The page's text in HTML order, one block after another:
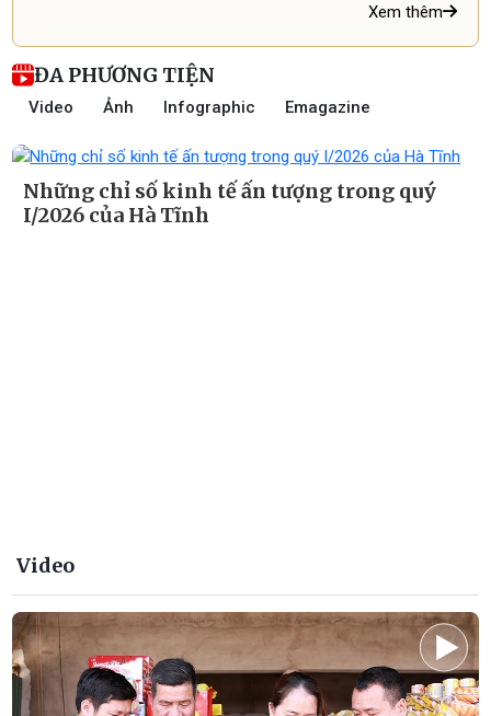
Xem thêm
ĐA PHƯƠNG TIỆN
Video Ảnh Infographic Emagazine
Video